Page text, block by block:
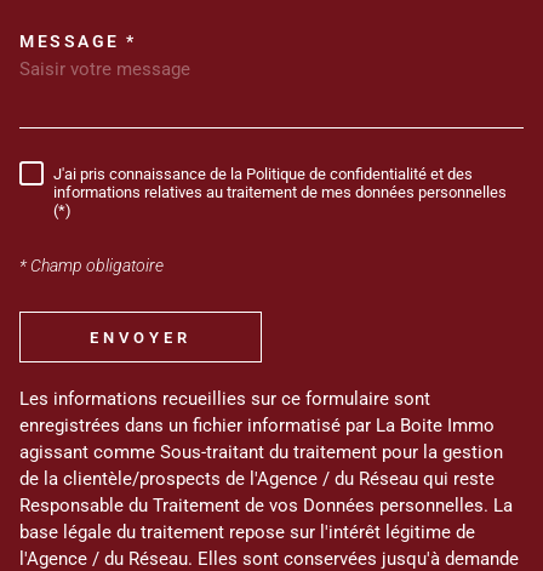
TRAD_MELTEM_VOREDEMANDE
MESSAGE *
RÈGLEMENTATION
J'ai pris connaissance de la Politique de confidentialité et des
informations relatives au traitement de mes données personnelles
(*)
* Champ obligatoire
ENVOYER
Les informations recueillies sur ce formulaire sont
enregistrées dans un fichier informatisé par La Boite Immo
agissant comme Sous-traitant du traitement pour la gestion
de la clientèle/prospects de l'Agence / du Réseau qui reste
Responsable du Traitement de vos Données personnelles. La
base légale du traitement repose sur l'intérêt légitime de
l'Agence / du Réseau. Elles sont conservées jusqu'à demande